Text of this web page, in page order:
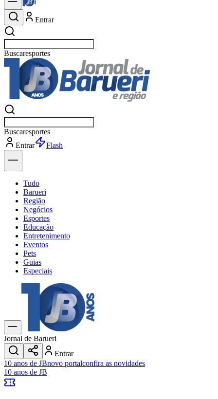
Entrar
Buscarpolíti
Buscarpolíti
Entrar
Explorar
Tudo
Barueri
Região
Negócios
Esportes
Educação
Entretenimento
Eventos
Pets
Guias
Especiais
Explore Tudo
Últimas Notícias
Previsão do Tempo
Trânsito e Rotas
Dia a Dia & Lazer
Transportes
Gastronomia
Cinema & Shows
JogosNovo
Jornal de Barueri
Entrar
10 anos de JBnovo portalconfira as novidades
10 anos de JB